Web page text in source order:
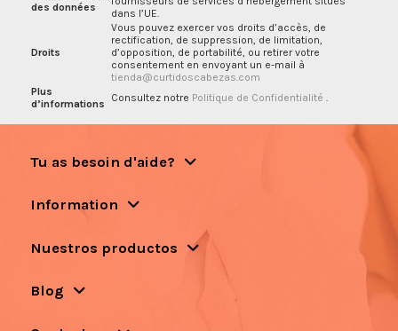
des données
dans l’UE.
Droits
Vous pouvez exercer vos droits d’accès, de
rectification, de suppression, de limitation,
d’opposition, de portabilité, ou retirer votre
consentement en envoyant un e-mail à
tienda@curtidoscabezas.com
Plus
d’informations
Consultez notre Politique de Confidentialité
Tu as besoin d'aide?
Information
Nuestros productos
Blog